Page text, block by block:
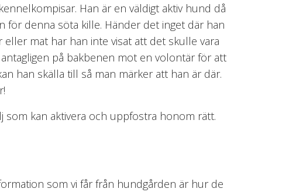
Han är en väldigt aktiv hund då
denna söta kille. Händer det inget där han
mat har han inte visat att det skulle vara
på bakbenen mot en volontär för att
han skälla till så man märker att han är där.
kan aktivera och uppfostra honom rätt.
som vi får från hundgården är hur de